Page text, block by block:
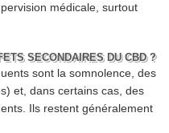
médicale, surtout
SECONDAIRES DU CBD ?
sont la somnolence, des
et, dans certains cas, des
Ils restent généralement